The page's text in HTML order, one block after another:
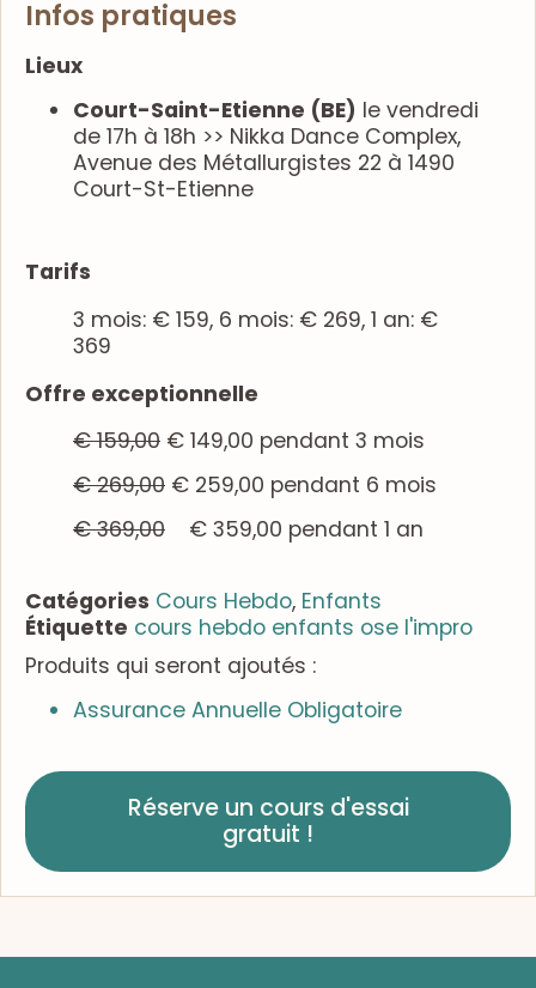
Infos pratiques
Lieux
Court-Saint-Etienne (BE) le vendredi
de 17h à 18h >> Nikka Dance Complex,
Avenue des Métallurgistes 22 à 1490
Court-St-Etienne
Tarifs
3 mois: € 159, 6 mois: € 269, 1 an: €
369
Offre exceptionnelle
€159,00 € 149,00 pendant 3 mois
€269,00 € 259,00 pendant 6 mois
€369,00 € 359,00 pendant 1 an
Catégories Cours Hebdo, Enfants
Étiquette cours hebdo enfants ose l'impro
Produits qui seront ajoutés :
Assurance Annuelle Obligatoire
Réserve un cours d'essai
gratuit !